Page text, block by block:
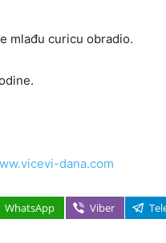
mlađu curicu obradio.
dana.com
WhatsApp Viber